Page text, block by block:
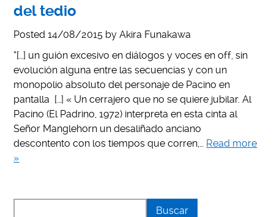
del tedio
Posted14/08/2015 byAkira Funakawa
“[…] un guión excesivo en diálogos y voces en off, sin
evolución alguna entre las secuencias y con un
monopolio absoluto del personaje de Pacino en
pantalla […] « Un cerrajero que no se quiere jubilar. Al
Pacino (El Padrino, 1972) interpreta en esta cinta al
Señor Manglehorn un desaliñado anciano
descontento con los tiempos que corren,… Read more
»